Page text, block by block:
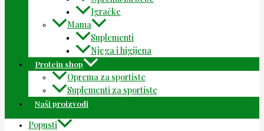
Igračke
Mama
Suplementi
Njega i higijena
Protein shop
Oprema za sportiste
Suplementi za sportiste
Naši proizvodi
Popusti